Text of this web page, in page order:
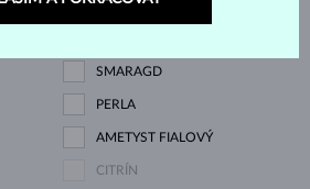
DIAMANT ZELENÝ
SMARAGD
PERLA
AMETYST FIALOVÝ
CITRÍN